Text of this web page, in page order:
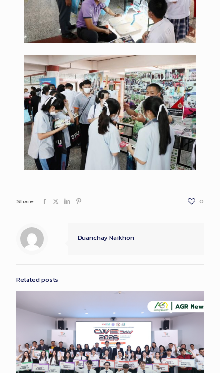
Share 0
Duanchay Naikhon
Related posts